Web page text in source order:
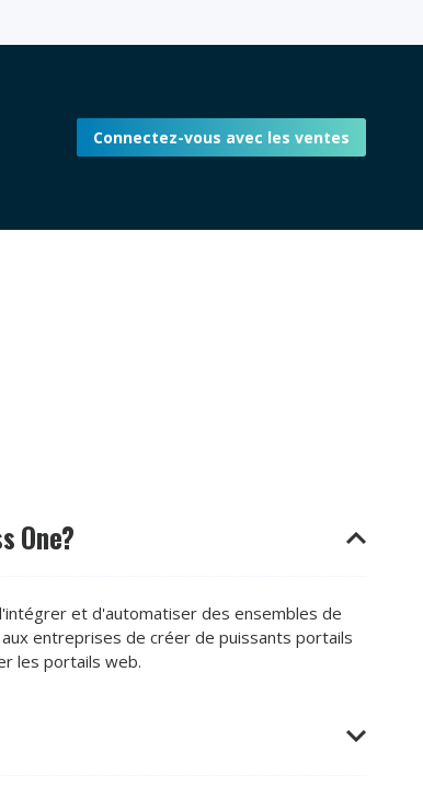
Connectez-vous avec les ventes
One?
et d'automatiser des ensembles de
entreprises de créer de puissants portails
les portails web.